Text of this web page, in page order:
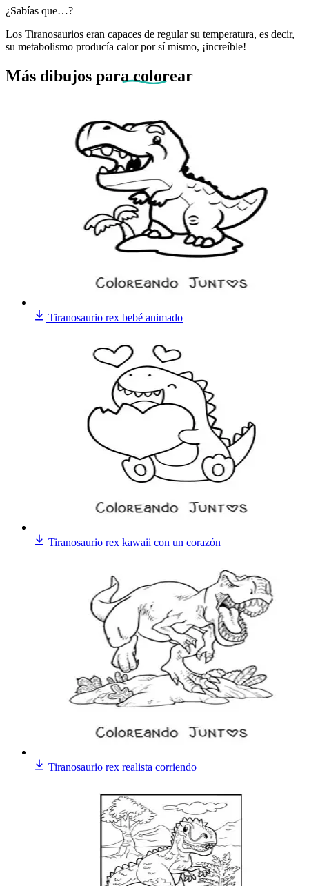
¿Sabías que…?
Los Tiranosaurios eran capaces de regular su temperatura, es decir,
su metabolismo producía calor por sí mismo, ¡increíble!
Más dibujos para colorear
Tiranosaurio rex bebé animado
Tiranosaurio rex kawaii con un corazón
Tiranosaurio rex realista corriendo